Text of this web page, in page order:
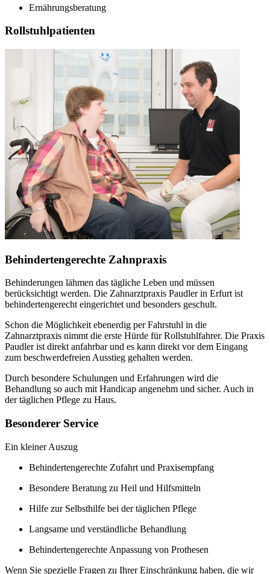
Ernährungsberatung
Rollstuhlpatienten
Behindertengerechte Zahnpraxis
Behinderungen lähmen das tägliche Leben und müssen
berücksichtigt werden. Die Zahnarztpraxis Paudler in Erfurt ist
behindertengerecht eingerichtet und besonders geschult.
Schon die Möglichkeit ebenerdig per Fahrstuhl in die
Zahnarztpraxis nimmt die erste Hürde für Rollstuhlfahrer. Die Praxis
Paudler ist direkt anfahrbar und es kann direkt vor dem Eingang
zum beschwerdefreien Ausstieg gehalten werden.
Durch besondere Schulungen und Erfahrungen wird die
Behandlung so auch mit Handicap angenehm und sicher. Auch in
der täglichen Pflege zu Haus.
Besonderer Service
Ein kleiner Auszug
Behindertengerechte Zufahrt und Praxisempfang
Besondere Beratung zu Heil und Hilfsmitteln
Hilfe zur Selbsthilfe bei der täglichen Pflege
Langsame und verständliche Behandlung
Behindertengerechte Anpassung von Prothesen
Wenn Sie spezielle Fragen zu Ihrer Einschränkung haben, die wir